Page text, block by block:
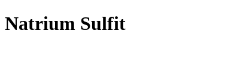
Natrium Sulfit